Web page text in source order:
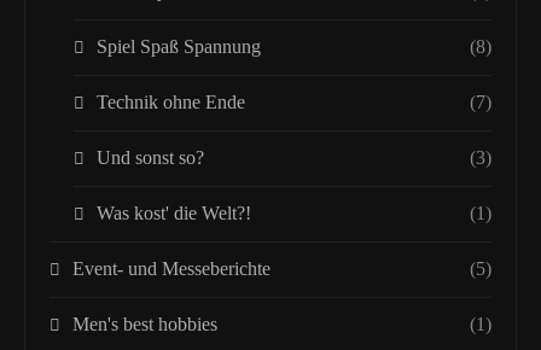
Spiel Spaß Spannung (8)
Technik ohne Ende (7)
Und sonst so? (3)
Was kost' die Welt?! (1)
Event- und Messeberichte (5)
Men's best hobbies (1)